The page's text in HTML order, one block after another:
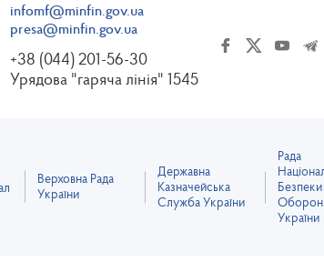
infomf@minfin.gov.ua
presa@minfin.gov.ua
+38 (044) 201-56-30
Урядова "гаряча лінія" 1545
Верховна Рада
України
Державна
Казначейська
Служба України
Рада
Безпеки
України